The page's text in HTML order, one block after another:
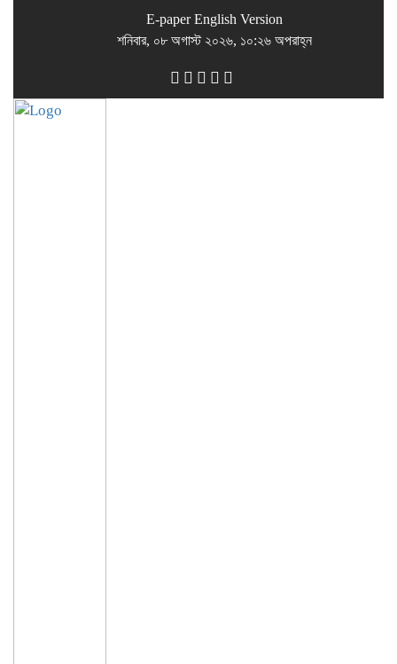
E-paper English Version
শনিবার, ০৮ অগাস্ট ২০২৬, ১০:২৬ অপরাহ্ন